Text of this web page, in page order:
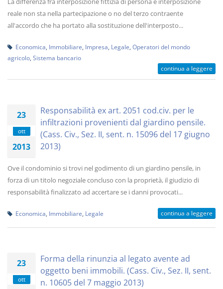
reale non sta nella partecipazione o no del terzo contraente
all'accordo che ha portato alla sostituzione dell'interposto...
Economica Immobiliare Impresa Legale Operatori del mondo
agricolo Sistema bancario
continua a leggere
23
ott
2013
Responsabilità ex art. 2051 cod.civ. per le
infiltrazioni provenienti dal giardino pensile.
(Cass. Civ., Sez. II, sent. n. 15096 del 17 giugno
2013)
Ove il condominio si trovi nel godimento di un giardino pensile, in
forza di un titolo negoziale concluso con la proprietà, il giudizio di
responsabilità finalizzato ad accertare se i danni provocati...
Economica Immobiliare Legale continua a leggere
23
ott
Forma della rinunzia al legato avente ad
oggetto beni immobili. (Cass. Civ., Sez. II, sent.
n. 10605 del 7 maggio 2013)